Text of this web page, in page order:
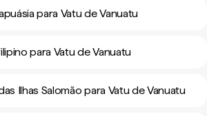
para Vatu de Vanuatu
para Vatu de Vanuatu
Ilhas Salomão para Vatu de Vanuatu